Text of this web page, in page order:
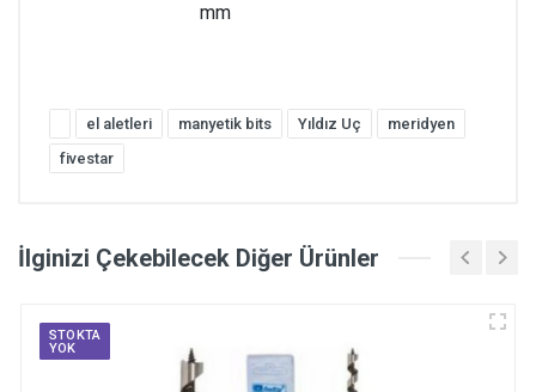
mm
el aletleri manyetik bits Yıldız Uç
meridyen
fivestar
İlginizi Çekebilecek Diğer Ürünler
STOKTA
YOK